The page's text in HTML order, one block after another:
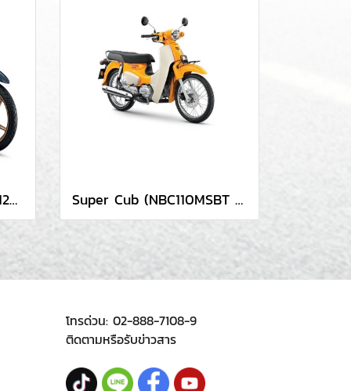
All New Wave 125 (AFS125CSBT 2TH) Super Cub (NBC110MSBT TH)
โทรด่วน: 02-888-7108-9
ติดตามหรือรับข่าวสาร